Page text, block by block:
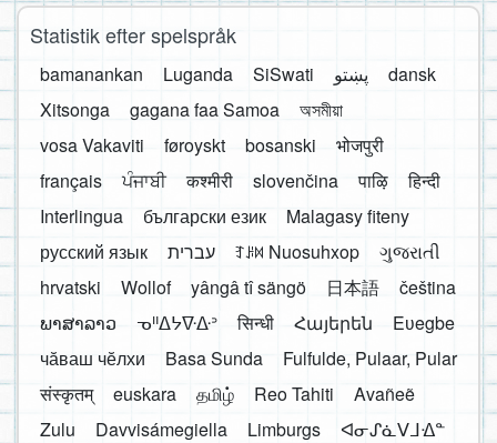
Statistik efter spelspråk
bamanankan Luganda SiSwati پښتو
dansk
Xitsonga
gagana faa Samoa
অসমীয়া
vosa Vakaviti
føroyskt bosanski
भोजपुरी
français
ਪੰਜਾਬੀ कश्मीरी slovenčina पाऴि
हिन्दी
Interlingua
български език
Malagasy fiteny
русский язык
עברית ꆈꌠ꒿ Nuosuhxop
ગુજરાતી
hrvatski
Wollof yângâ tî sängö 日本語
čeština
ພາສາລາວ
ᓀᐦᐃᔭᐍᐏᐣ सिन्धी Հայերեն
Eʋegbe
чӑваш чӗлхи
Basa Sunda
Fulfulde, Pulaar, Pular
संस्कृतम्
euskara தமிழ் Reo Tahiti
Avañeẽ
Zulu
Davvisámegiella Limburgs
ᐊᓂᔑᓈᐯᒧᐎᓐ